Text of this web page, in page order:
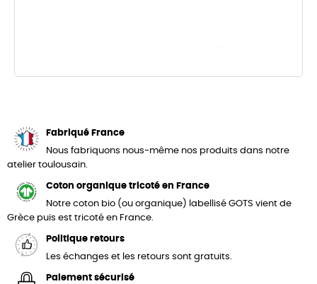
Fabriqué France
Nous fabriquons nous-même nos produits dans notre
atelier toulousain.
Coton organique tricoté en France
Notre coton bio (ou organique) labellisé GOTS vient de
Grèce puis est tricoté en France.
Politique retours
Les échanges et les retours sont gratuits.
Paiement sécurisé